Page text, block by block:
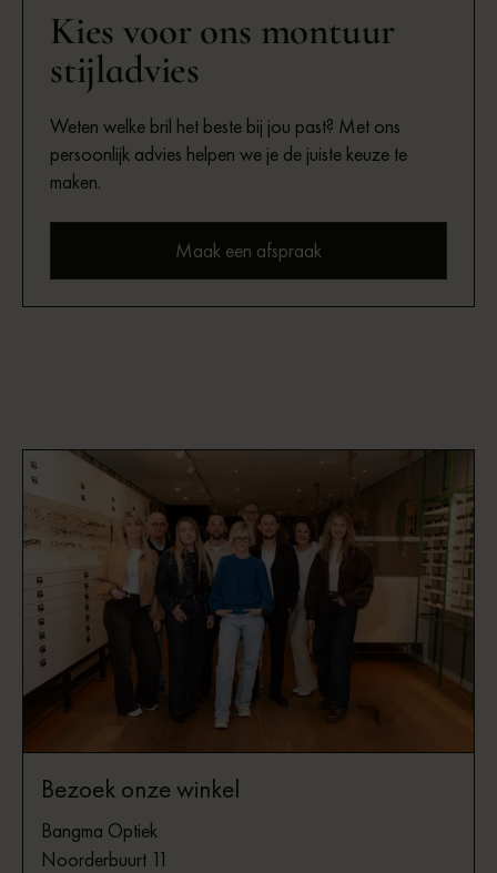
Kies voor ons montuur
stijladvies
Weten welke bril het beste bij jou past? Met ons
persoonlijk advies helpen we je de juiste keuze te
maken.
Maak een afspraak
Bezoek onze winkel
Bangma Optiek
Noorderbuurt 11